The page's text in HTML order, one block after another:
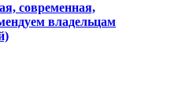
современная,
владельцам